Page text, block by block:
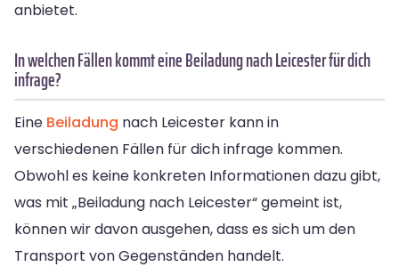
anbietet.
In welchen Fällen kommt eine Beiladung nach Leicester für dich
infrage?
Eine Beiladung nach Leicester kann in
verschiedenen Fällen für dich infrage kommen.
Obwohl es keine konkreten Informationen dazu gibt,
was mit „Beiladung nach Leicester“ gemeint ist,
können wir davon ausgehen, dass es sich um den
Transport von Gegenständen handelt.